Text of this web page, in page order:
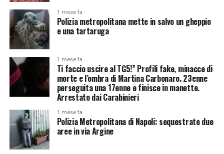
1 mese fa
Polizia metropolitana mette in salvo un gheppio
e una tartaruga
1 mese fa
Ti faccio uscire al TG5!” Profili fake, minacce di
morte e l’ombra di Martina Carbonaro. 23enne
perseguita una 17enne e finisce in manette.
Arrestato dai Carabinieri
1 mese fa
Polizia Metropolitana di Napoli: sequestrate due
aree in via Argine